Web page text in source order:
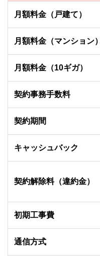
月額料金（戸建て）
月額料金（マンション）
月額料金（10ギガ）
契約事務手数料
契約期間
キャッシュバック
契約解除料（違約金）
初期工事費
通信方式